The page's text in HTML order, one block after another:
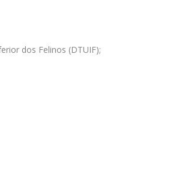
dos Felinos (DTUIF);